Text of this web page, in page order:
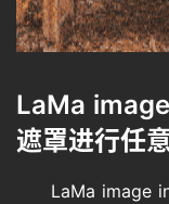
LaMa
遮罩进行任
LaMa image